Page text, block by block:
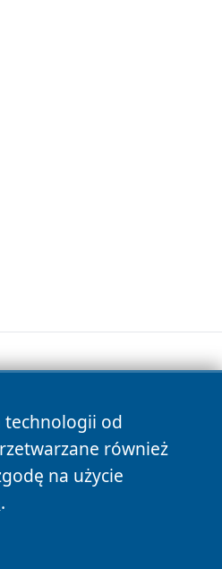
technologii od
również
na użycie
.